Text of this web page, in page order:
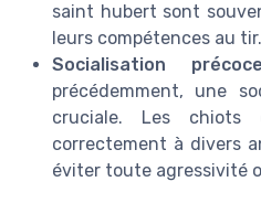
saint hubert sont
leurs compétences au tir.
Socialisation précoce
précédemment, une
cruciale. Les chiots
correctement à divers
éviter toute agressivité